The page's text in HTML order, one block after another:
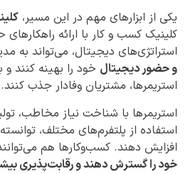
یکی از ابزارهای مهم در این مسیر،
کلینیک کسب و کار با ارائه
استراتژی‌های دیجیتال، می‌تواند به
و حضور دیجیتال خود را بهینه کنند و
استریمرها، مشتریان وفادار جذب کنند.
استریمرها با شناخت نیاز مخاطب،
استفاده از پلتفرم‌های مختلف،
افزایش دهند. کسب‌وکارها هم
خود را گسترش دهند و رقابت‌پذیری